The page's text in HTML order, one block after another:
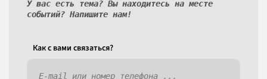
У вас есть тема? Вы находитесь на месте
событий? Напишите нам!
Как c вами связаться?